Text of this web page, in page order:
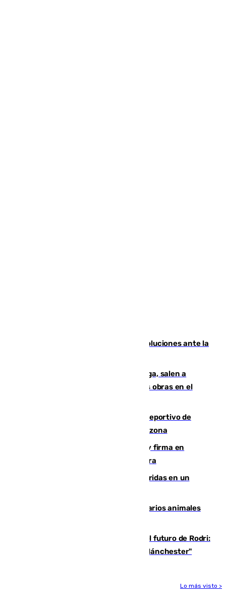
Más de 15.000 ceutíes claman por soluciones ante la
Los vecinos de Pedregalejo en Málaga, salen a
protestar en contra del resultado de las obras en el
Un incendio en un local del puerto deportivo de
Fuengirola genera una gran susto en la zona
Daniel Mérida derriba a Griekspoor y firma en
Montreal el mejor resultado de su carrera
Dos personas mueren y tres son heridas en un
Estudiarán el comportamiento de varios animales
Maresca evita pronunciarse sobre el futuro de Rodri:
"Por el momento, el viernes estará en Mánchester"
Lo más visto >